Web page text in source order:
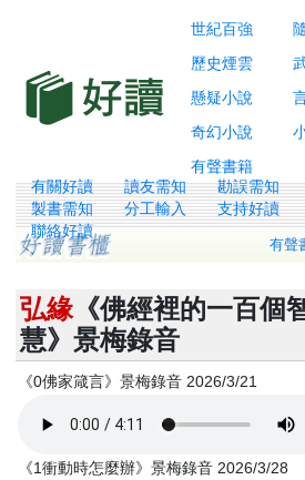
世紀百強
歷史煙雲
懸疑小說
奇幻小說
有聲書籍
有關好讀 讀友需知
勘誤需知
製書需知
分工輸入
支持好讀
聯絡好讀
有聲
弘緣《佛經裡的一百個
慧》景梅錄音
《0佛家箴言》景梅錄音 2026/3/21
《1衝動時怎麼辦》景梅錄音 2026/3/28